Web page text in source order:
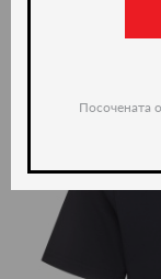
Посочената